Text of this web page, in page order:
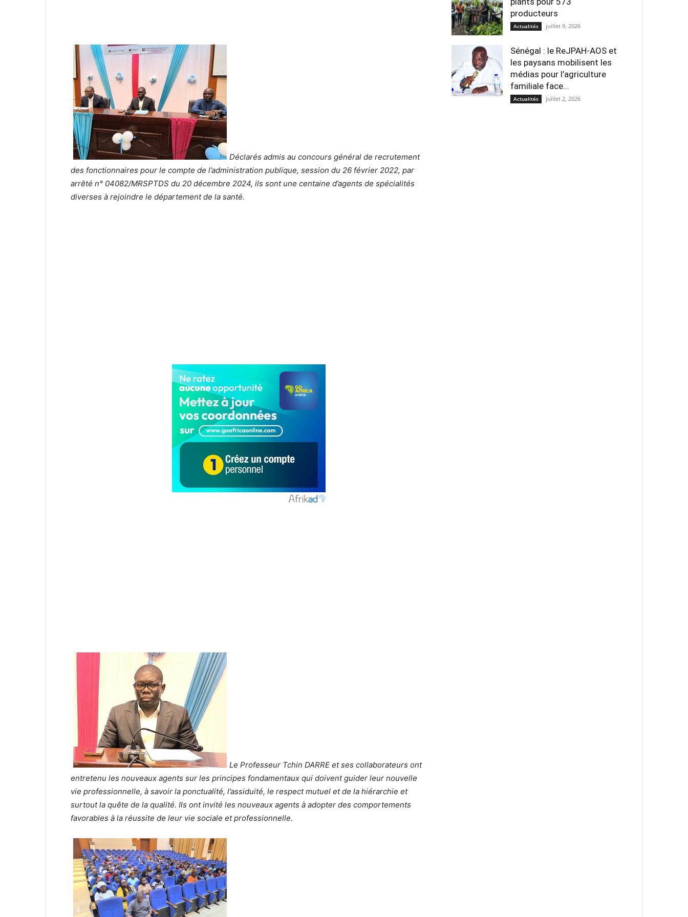
Déclarés admis au concours général de recrutement
des fonctionnaires pour le compte de l’administration publique, session du 26 février 2022, par
arrêté n° 04082/MRSPTDS du 20 décembre 2024, ils sont une centaine d’agents de spécialités
diverses à rejoindre le département de la santé.
Le Professeur Tchin DARRE et ses collaborateurs ont
entretenu les nouveaux agents sur les principes fondamentaux qui doivent guider leur nouvelle
vie professionnelle, à savoir la ponctualité, l’assiduité, le respect mutuel et de la hiérarchie et
surtout la quête de la qualité. Ils ont invité les nouveaux agents à adopter des comportements
favorables à la réussite de leur vie sociale et professionnelle.
producteurs
Actualités juillet 9, 2026
Sénégal : le ReJPAH-AOS et
les paysans mobilisent les
médias pour l’agriculture
familiale face...
Actualités juillet 2, 2026